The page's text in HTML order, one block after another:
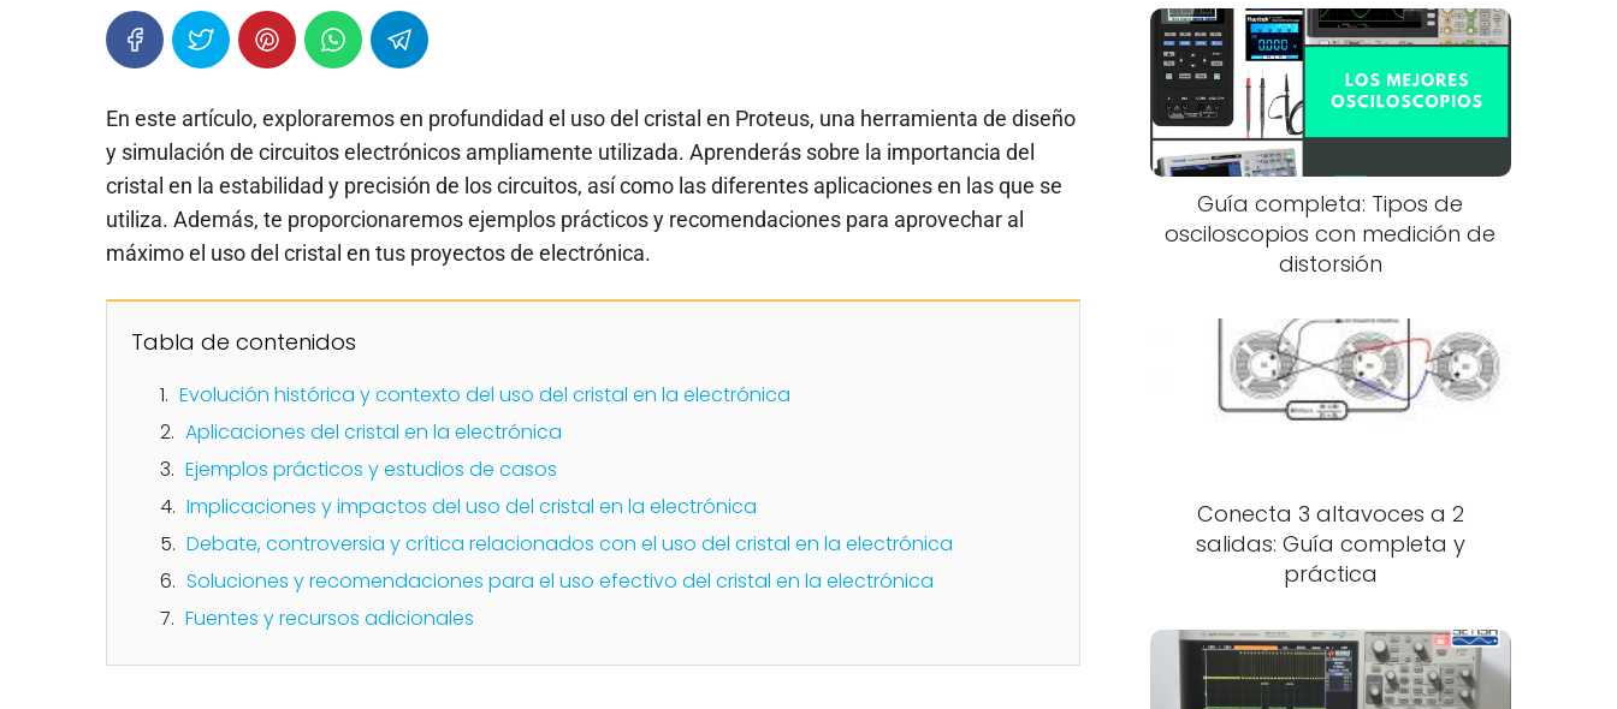
En este artículo, exploraremos en profundidad el uso del cristal en Proteus, una herramienta de diseño
y simulación de circuitos electrónicos ampliamente utilizada. Aprenderás sobre la importancia del
cristal en la estabilidad y precisión de los circuitos, así como las diferentes aplicaciones en las que se
utiliza. Además, te proporcionaremos ejemplos prácticos y recomendaciones para aprovechar al
máximo el uso del cristal en tus proyectos de electrónica.
Tabla de contenidos
Evolución histórica y contexto del uso del cristal en la electrónica
Aplicaciones del cristal en la electrónica
Ejemplos prácticos y estudios de casos
Implicaciones y impactos del uso del cristal en la electrónica
Debate, controversia y crítica relacionados con el uso del cristal en la electrónica
Soluciones y recomendaciones para el uso efectivo del cristal en la electrónica
Fuentes y recursos adicionales
Guía completa: Tipos de
osciloscopios con medición de
distorsión
Conecta 3 altavoces a 2
salidas: Guía completa y
práctica